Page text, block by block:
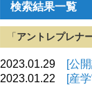
検索結果一覧
「 アントレプレナ
2023.01.29
[公
2023.01.22
[産